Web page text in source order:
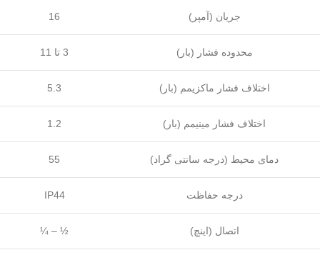
جریان (آمپر) 16
محدوده فشار (بار) 3 تا 11
اختلاف فشار ماکزیمم (بار) 5.3
اختلاف فشار مینیمم (بار) 1.2
دمای محیط (درجه سانتی گراد) 55
درجه حفاظت IP44
اتصال (اینچ) ¼ – ½